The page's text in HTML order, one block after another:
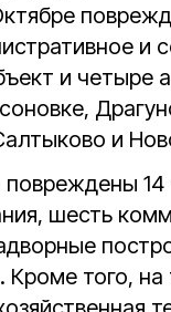
и
и
и
повреждены 14
шесть
Кроме того,